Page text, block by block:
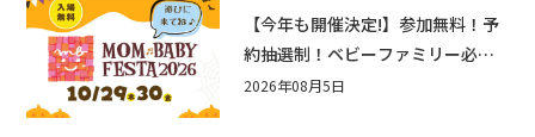
【今年も開催決定!】参加無料！予
約抽選制！ベビーファミリー必見
☆入場無料☆10/29(木)30(金)ママ
2026年08月5日